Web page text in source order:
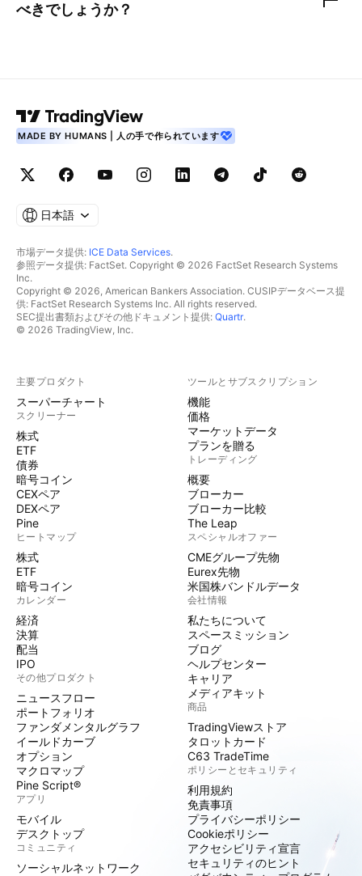
べきでしょうか？
MADE BY HUMANS | 人の手で作られています
日本語
市場データ提供: ICE Data Services.
参照データ提供: FactSet. Copyright © 2026 FactSet Research Systems
Inc.
Copyright © 2026, American Bankers Association. CUSIPデータベース提
供: FactSet Research Systems Inc. All rights reserved.
SEC提出書類およびその他ドキュメント提供: Quartr.
© 2026 TradingView, Inc.
主要プロダクト
スーパーチャート
スクリーナー
株式
ETF
債券
暗号コイン
CEXペア
DEXペア
Pine
ヒートマップ
株式
ETF
暗号コイン
カレンダー
経済
決算
配当
IPO
その他プロダクト
ニュースフロー
ポートフォリオ
ファンダメンタルグラフ
イールドカーブ
オプション
マクロマップ
Pine Script®
アプリ
モバイル
デスクトップ
コミュニティ
ソーシャルネットワーク
ツールとサブスクリプション
機能
価格
マーケットデータ
プランを贈る
トレーディング
概要
ブローカー
ブローカー比較
The Leap
スペシャルオファー
CMEグループ先物
Eurex先物
米国株バンドルデータ
会社情報
私たちについて
スペースミッション
ブログ
ヘルプセンター
キャリア
メディアキット
商品
TradingViewストア
タロットカード
C63 TradeTime
ポリシーとセキュリティ
利用規約
免責事項
プライバシーポリシー
Cookieポリシー
アクセシビリティ宣言
セキュリティのヒント